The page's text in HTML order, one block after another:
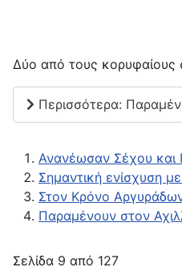
Δύο από τους κορυφαίους
Περισσότερα:
Ανανέωσαν Σέχου και
Σημαντική ενίσχυση
Στον Κρόνο
Παραμένουν στον
Σελίδα 9 από 127